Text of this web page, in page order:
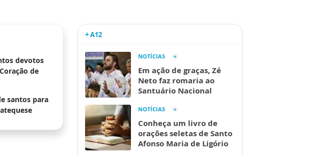
devotos
de
santos para
+ A12
NOTÍCIAS
Em ação de graças, Zé
Neto faz romaria ao
Santuário Nacional
NOTÍCIAS
Conheça um livro de
orações seletas de Santo
Afonso Maria de Ligório